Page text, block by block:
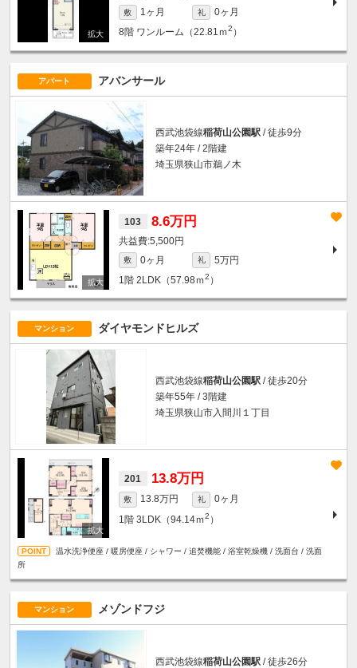
敷 1ヶ月 礼
0ヶ月
8階 ワンルーム（22.81ｍ2 ）
アパート アバンサール
西武池袋線稲荷山公園駅 / 徒歩9分
築年24年 / 2階建
埼玉県狭山市鵜ノ木
103 8.6万円
5,500円
敷 0ヶ月 礼
5万円
1階 2LDK（57.98ｍ2 ）
マンション ダイヤモンドヒルズ
西武池袋線稲荷山公園駅 / 徒歩20分
築年55年 / 3階建
埼玉県狭山市入間川１丁目
201 13.8万円
敷 13.8万円 礼
0ヶ月
1階 3LDK（94.14ｍ2 ）
温水洗浄便座 / 暖房便座 / シャワー / 追焚機能 / 浴室乾燥機 / 洗面台 / 洗面
所
マンション メゾンドフジ
西武池袋線稲荷山公園駅 / 徒歩26分